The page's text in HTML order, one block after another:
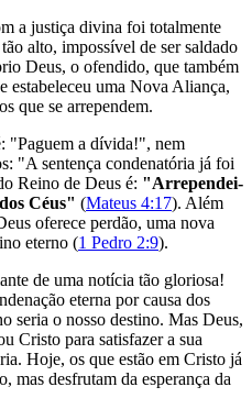
a justiça divina foi totalmente
alto, impossível de ser saldado
Deus, o ofendido, que também
estabeleceu uma Nova Aliança,
que se arrependem.
"Paguem a dívida!", nem
"A sentença condenatória já foi
Reino de Deus é: "Arrependei-
Céus" (Mateus 4:17). Além
oferece perdão, uma nova
eterno (1 Pedro 2:9).
de uma notícia tão gloriosa!
eterna por causa dos
seria o nosso destino. Mas Deus,
Cristo para satisfazer a sua
Hoje, os que estão em Cristo já
mas desfrutam da esperança da